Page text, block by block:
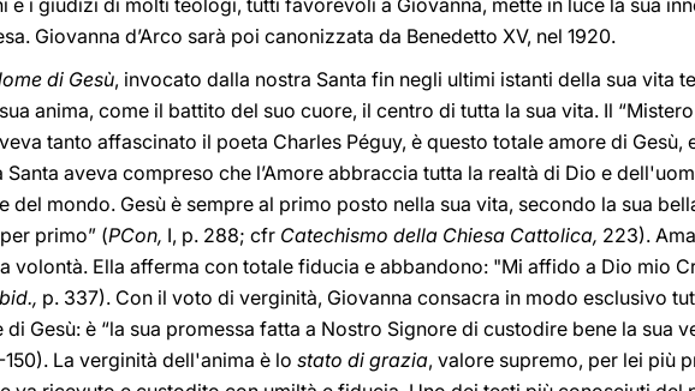
e i giudizi di molti teologi, tutti favorevoli a Giovanna, mette in luce la sua
Giovanna d’Arco sarà poi canonizzata da Benedetto XV, nel 1920.
di Gesù, invocato dalla nostra Santa fin negli ultimi istanti della sua vita
anima, come il battito del suo cuore, il centro di tutta la sua vita. Il
tanto affascinato il poeta Charles Péguy, è questo totale amore di Gesù,
Santa aveva compreso che l’Amore abbraccia tutta la realtà di Dio e
del mondo. Gesù è sempre al primo posto nella sua vita, secondo la sua
primo” (PCon, I, p. 288; cfr Catechismo della Chiesa Cattolica, 223).
volontà. Ella afferma con totale fiducia e abbandono: "Mi affido a Dio mio
p. 337). Con il voto di verginità, Giovanna consacra in modo esclusivo
Gesù: è “la sua promessa fatta a Nostro Signore di custodire bene la sua
150). La verginità dell'anima è lo stato di grazia, valore supremo, per lei più